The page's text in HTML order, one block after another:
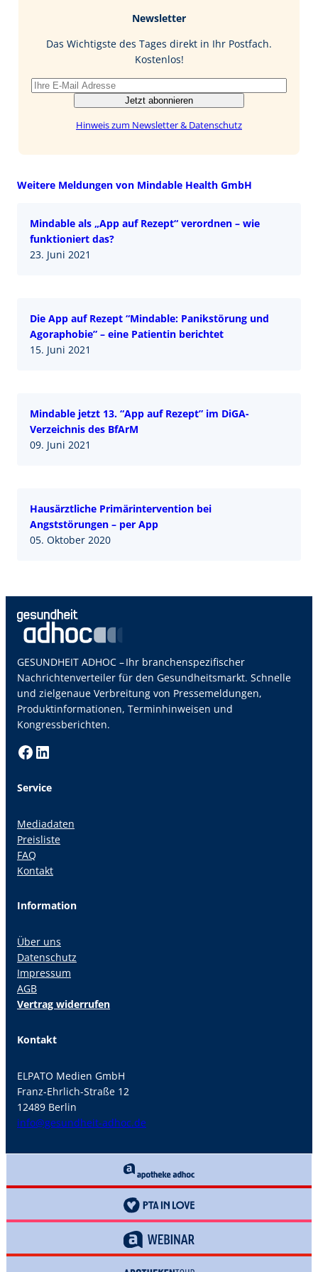
I
Newsletter
Das Wichtigste des Tages direkt in Ihr Postfach.
Kostenlos!
Jetzt abonnieren
Hinweis zum Newsletter & Datenschutz
Weitere Meldungen von Mindable Health GmbH
Mindable als „App auf Rezept“ verordnen – wie
funktioniert das?
23. Juni 2021
Die App auf Rezept “Mindable: Panikstörung und
Agoraphobie” – eine Patientin berichtet
15. Juni 2021
Mindable jetzt 13. “App auf Rezept” im DiGA-
Verzeichnis des BfArM
09. Juni 2021
Hausärztliche Primärintervention bei
Angststörungen – per App
05. Oktober 2020
GESUNDHEIT ADHOC – Ihr branchenspezifischer
Nachrichtenverteiler für den Gesundheitsmarkt. Schnelle
und zielgenaue Verbreitung von Pressemeldungen,
Produktinformationen, Terminhinweisen und
Kongressberichten.
Facebook LinkedIn
Service
Mediadaten
Preisliste
FAQ
Kontakt
Information
Über uns
Datenschutz
Impressum
AGB
Vertrag widerrufen
Kontakt
ELPATO Medien GmbH
Franz-Ehrlich-Straße 12
12489 Berlin
info@gesundheit-adhoc.de